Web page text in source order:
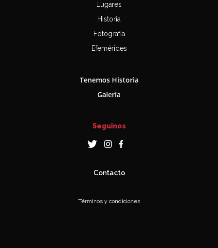
Lugares
Historia
Fotografía
Efemérides
Tenemos Historia
Galería
Seguinos
Contacto
Términos y condiciones